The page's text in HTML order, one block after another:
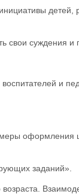
детей,
свои суждения и
и
оформления
заданий».